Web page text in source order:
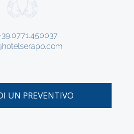
UN PREVENTIVO